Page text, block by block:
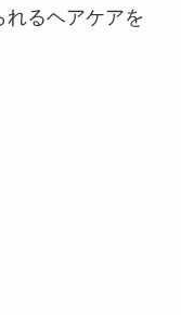
るヘアケアを